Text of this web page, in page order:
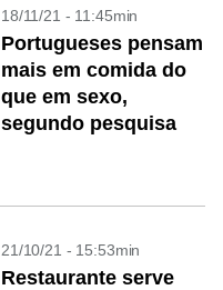
18/11/21 - 11:45min
Portugueses pensam
mais em comida do
que em sexo,
segundo pesquisa
21/10/21 - 15:53min
Restaurante serve